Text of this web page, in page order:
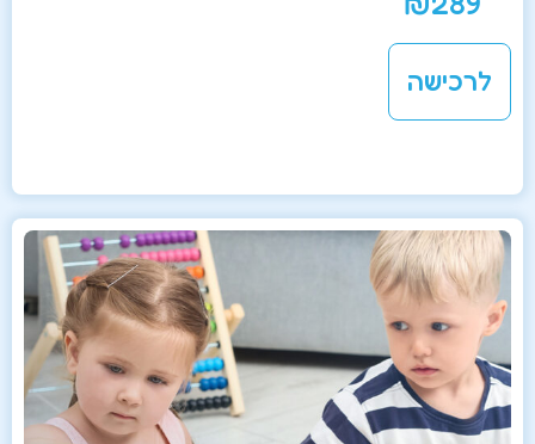
לרכישה